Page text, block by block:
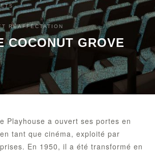
RÉAFFECTATION
COCONUT GROVE
Playhouse a ouvert ses portes en
tant que cinéma, exploité par
En 1950, il a été transformé en